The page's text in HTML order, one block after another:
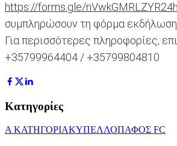
https://forms.gle/
συμπληρώσουν τη φόρμα
Για περισσότερες πληροφορίες,
+35799964404 / +35799804810
Κατηγορίες
Α ΚΑΤΗΓΟΡΙΑΚΥΠΕΛΛΟΠΑΦΟΣ FC